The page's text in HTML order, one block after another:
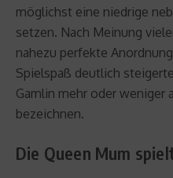
möglichst eine niedrige
setzen. Nach Meinung
nahezu perfekte
Spielspaß deutlich
Gamlin mehr oder weniger
bezeichnen.
Die Queen Mum